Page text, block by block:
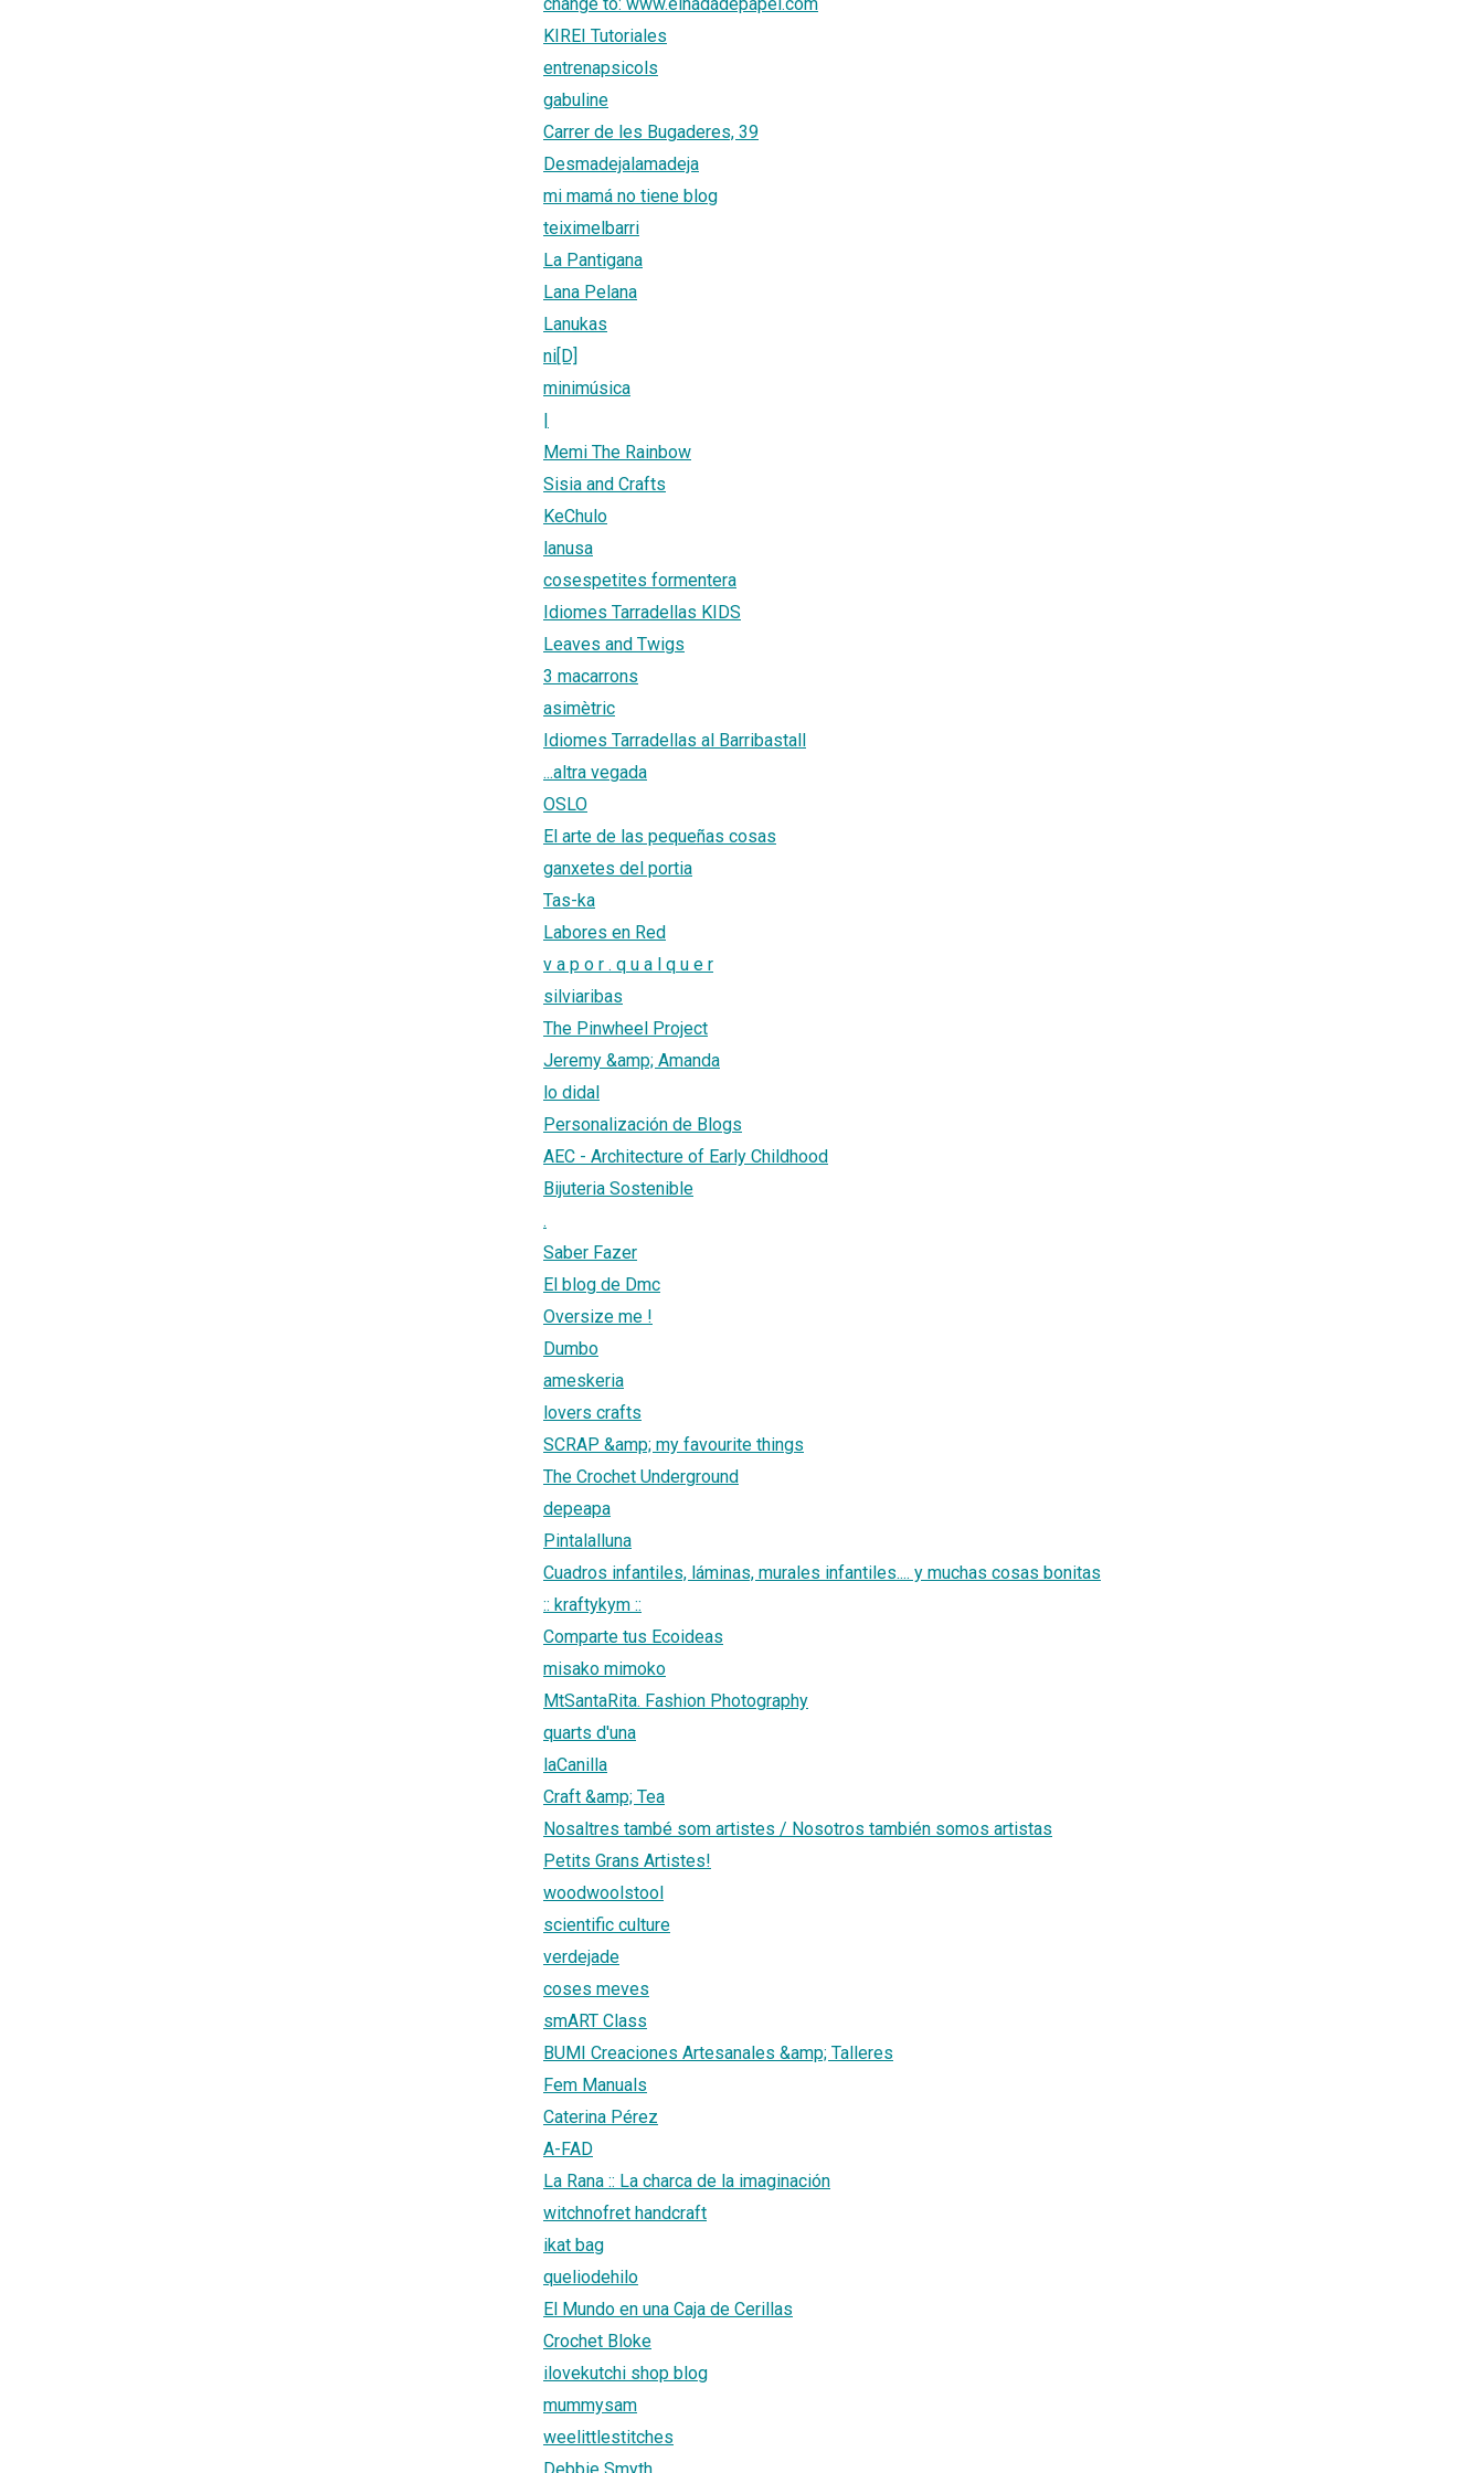
KIREI Tutoriales
entrenapsicols
gabuline
Carrer de les Bugaderes, 39
Desmadejalamadeja
mi mamá no tiene blog
teiximelbarri
La Pantigana
Lana Pelana
Lanukas
ni[D]
minimúsica
|
Memi The Rainbow
Sisia and Crafts
KeChulo
lanusa
cosespetites formentera
Idiomes Tarradellas KIDS
Leaves and Twigs
3 macarrons
asimètric
Idiomes Tarradellas al Barribastall
...altra vegada
OSLO
El arte de las pequeñas cosas
ganxetes del portia
Tas-ka
Labores en Red
v a p o r . q u a l q u e r
silviaribas
The Pinwheel Project
Jeremy &amp; Amanda
lo didal
Personalización de Blogs
AEC - Architecture of Early Childhood
Bijuteria Sostenible
.
Saber Fazer
El blog de Dmc
Oversize me !
Dumbo
ameskeria
lovers crafts
SCRAP &amp; my favourite things
The Crochet Underground
depeapa
Pintalalluna
Cuadros infantiles, láminas, murales infantiles.... y muchas cosas bonitas
:: kraftykym ::
Comparte tus Ecoideas
misako mimoko
MtSantaRita. Fashion Photography
quarts d'una
laCanilla
Craft &amp; Tea
Nosaltres també som artistes / Nosotros también somos artistas
Petits Grans Artistes!
woodwoolstool
scientific culture
verdejade
coses meves
smART Class
BUMI Creaciones Artesanales &amp; Talleres
Fem Manuals
Caterina Pérez
A-FAD
La Rana :: La charca de la imaginación
witchnofret handcraft
ikat bag
queliodehilo
El Mundo en una Caja de Cerillas
Crochet Bloke
ilovekutchi shop blog
mummysam
weelittlestitches